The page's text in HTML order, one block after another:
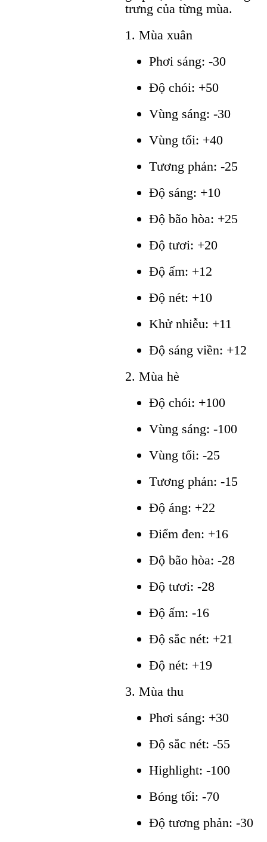
trưng của từng mùa.
1. Mùa xuân
Phơi sáng: -30
Độ chói: +50
Vùng sáng: -30
Vùng tối: +40
Tương phản: -25
Độ sáng: +10
Độ bão hòa: +25
Độ tươi: +20
Độ ấm: +12
Độ nét: +10
Khử nhiễu: +11
Độ sáng viền: +12
2. Mùa hè
Độ chói: +100
Vùng sáng: -100
Vùng tối: -25
Tương phản: -15
Độ áng: +22
Điểm đen: +16
Độ bão hòa: -28
Độ tươi: -28
Độ ấm: -16
Độ sắc nét: +21
Độ nét: +19
3. Mùa thu
Phơi sáng: +30
Độ sắc nét: -55
Highlight: -100
Bóng tối: -70
Độ tương phản: -30